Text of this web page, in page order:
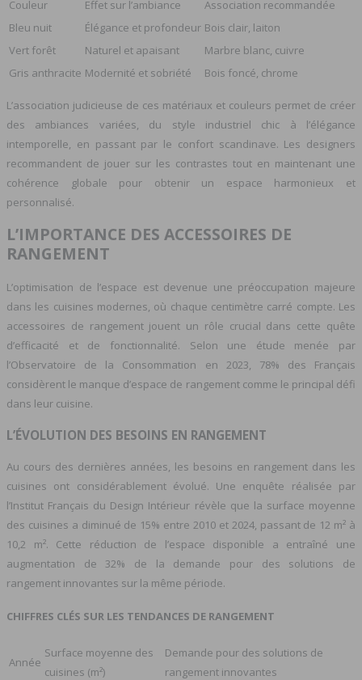
Couleur Effet sur l’ambiance
Association recommandée
Bleu nuit
Élégance et profondeur Bois clair, laiton
Vert forêt
Naturel et apaisant
Marbre blanc, cuivre
Gris anthracite Modernité et sobriété Bois foncé, chrome
L’association judicieuse de ces matériaux et couleurs permet de créer
des ambiances variées, du style industriel chic à l’élégance
intemporelle, en passant par le confort scandinave. Les designers
recommandent de jouer sur les contrastes tout en maintenant une
cohérence globale pour obtenir un espace harmonieux et
personnalisé.
L’IMPORTANCE DES ACCESSOIRES DE
RANGEMENT
L’optimisation de l’espace est devenue une préoccupation majeure
dans les cuisines modernes, où chaque centimètre carré compte. Les
accessoires de rangement jouent un rôle crucial dans cette quête
d’efficacité et de fonctionnalité. Selon une étude menée par
l’Observatoire de la Consommation en 2023, 78% des Français
considèrent le manque d’espace de rangement comme le principal défi
dans leur cuisine.
L’ÉVOLUTION DES BESOINS EN RANGEMENT
Au cours des dernières années, les besoins en rangement dans les
cuisines ont considérablement évolué. Une enquête réalisée par
l’Institut Français du Design Intérieur révèle que la surface moyenne
des cuisines a diminué de 15% entre 2010 et 2024, passant de 12 m² à
10,2 m². Cette réduction de l’espace disponible a entraîné une
augmentation de 32% de la demande pour des solutions de
rangement innovantes sur la même période.
CHIFFRES CLÉS SUR LES TENDANCES DE RANGEMENT
Année
Surface moyenne des
cuisines (m²)
Demande pour des solutions de
rangement innovantes